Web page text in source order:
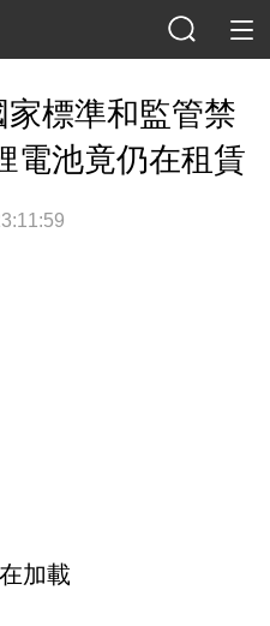
標準和監管禁
電池竟仍在租賃
加載